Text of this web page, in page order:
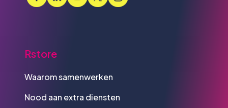
Rstore
Waarom samenwerken
Nood aan extra diensten